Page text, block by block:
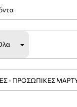
- ΠΡΟΣΩΠΙΚΕΣ